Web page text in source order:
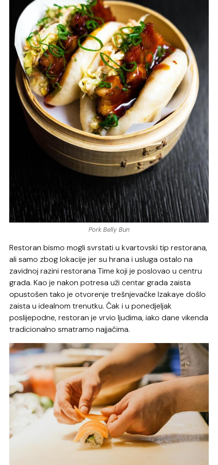
Pork Belly Bun
Restoran bismo mogli svrstati u kvartovski tip restorana,
ali samo zbog lokacije jer su hrana i usluga ostalo na
zavidnoj razini restorana Time koji je poslovao u centru
grada. Kao je nakon potresa uži centar grada zaista
opustošen tako je otvorenje trešnjevačke Izakaye došlo
zaista u idealnom trenutku. Čak i u ponedjeljak
poslijepodne, restoran je vrvio ljudima, iako dane vikenda
tradicionalno smatramo najjačima.